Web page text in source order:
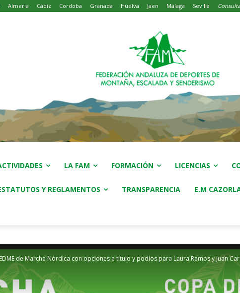
Almeria Cádiz Cordoba Granada Huelva Jaen Málaga Sevilla
LA FAM FORMACIÓN LICENCIAS
Y REGLAMENTOS TRANSPARENCIA E.M
de Marcha Nórdica con opciones a título y podios para Laura Ramos y Juan